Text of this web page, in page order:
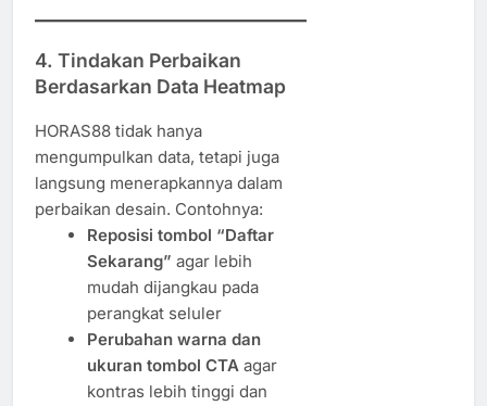
4. Tindakan Perbaikan
Berdasarkan Data Heatmap
HORAS88 tidak hanya
mengumpulkan data, tetapi juga
langsung menerapkannya dalam
perbaikan desain. Contohnya:
Reposisi tombol “Daftar
Sekarang” agar lebih
mudah dijangkau pada
perangkat seluler
Perubahan warna dan
ukuran tombol CTAagar
kontras lebih tinggi dan